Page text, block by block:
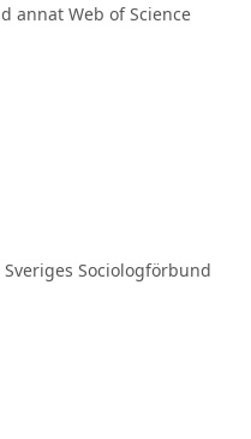
annat Web of Science
Sociologförbund